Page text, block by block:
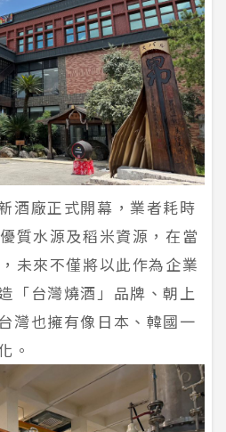
酒廠正式開幕，業者耗時
質水源及稻米資源，在當
未來不僅將以此作為企業
「台灣燒酒」品牌、朝上
灣也擁有像日本、韓國一
。